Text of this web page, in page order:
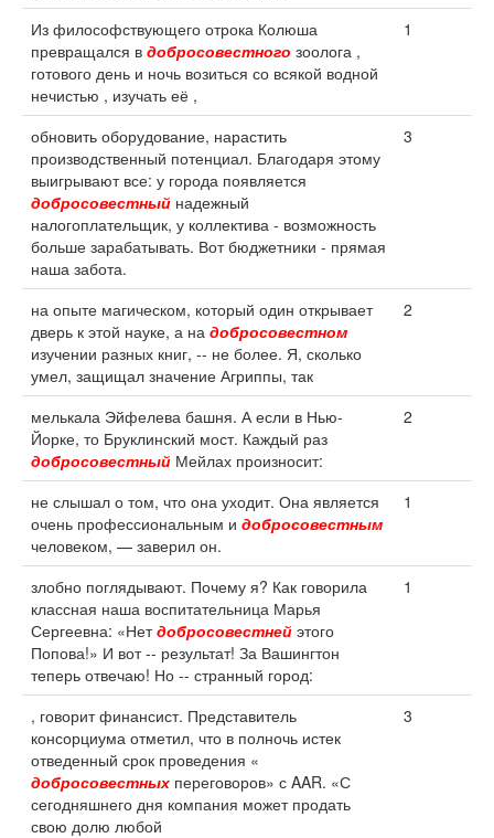
Из философствующего отрока Колюша
превращался в добросовестного зоолога ,
готового день и ночь возиться со всякой водной
нечистью , изучать её ,
1
обновить оборудование, нарастить
производственный потенциал. Благодаря этому
выигрывают все: у города появляется
добросовестный надежный
налогоплательщик, у коллектива - возможность
больше зарабатывать. Вот бюджетники - прямая
наша забота.
3
на опыте магическом, который один открывает
дверь к этой науке, а на добросовестном
изучении разных книг, -- не более. Я, сколько
умел, защищал значение Агриппы, так
2
мелькала Эйфелева башня. А если в Нью-
Йорке, то Бруклинский мост. Каждый раз
добросовестный Мейлах произносит:
2
не слышал о том, что она уходит. Она является
очень профессиональным и добросовестным
человеком, — заверил он.
1
злобно поглядывают. Почему я? Как говорила
классная наша воспитательница Марья
Сергеевна: «Нетдобросовестней этого
Попова!» И вот -- результат! За Вашингтон
теперь отвечаю! Но -- странный город:
1
, говорит финансист. Представитель
консорциума отметил, что в полночь истек
отведенный срок проведения «
добросовестных переговоров» с AAR. «С
сегодняшнего дня компания может продать
свою долю любой
3